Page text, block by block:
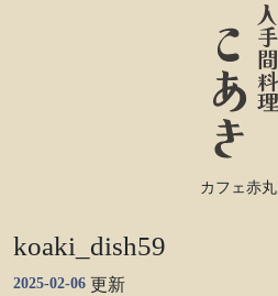
カフェ赤
koaki_dish59
2025-02-06 更新